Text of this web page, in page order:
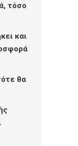
τόσο
και
θα